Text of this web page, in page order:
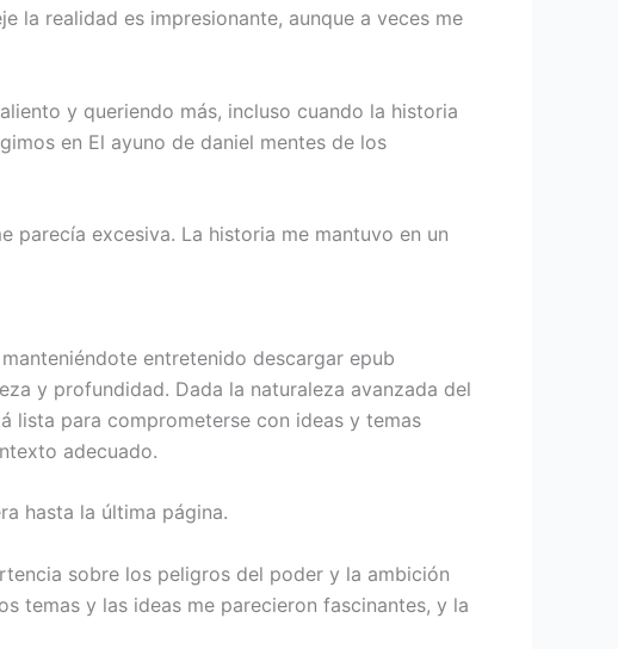
la realidad es impresionante, aunque a veces me
y queriendo más, incluso cuando la historia
en El ayuno de daniel mentes de los
parecía excesiva. La historia me mantuvo en un
entretenido descargar epub
y profundidad. Dada la naturaleza avanzada del
lista para comprometerse con ideas y temas
adecuado.
hasta la última página.
sobre los peligros del poder y la ambición
temas y las ideas me parecieron fascinantes, y la